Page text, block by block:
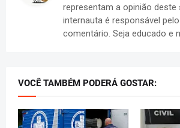
representam a opinião deste
internauta é responsável
comentário. Seja educado e
VOCÊ TAMBÉM PODERÁ GOSTAR: